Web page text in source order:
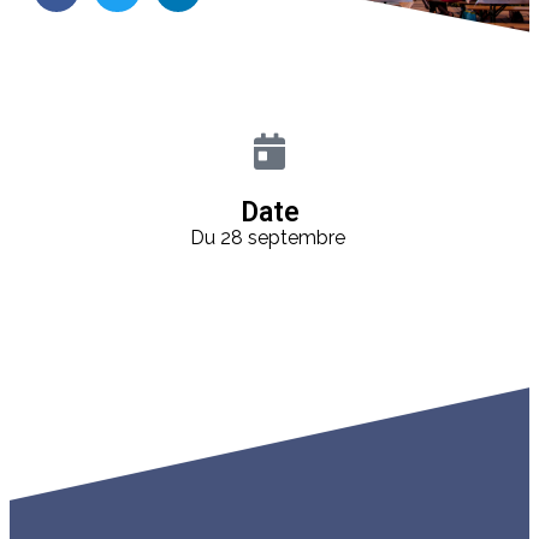
Date
Du 28 septembre